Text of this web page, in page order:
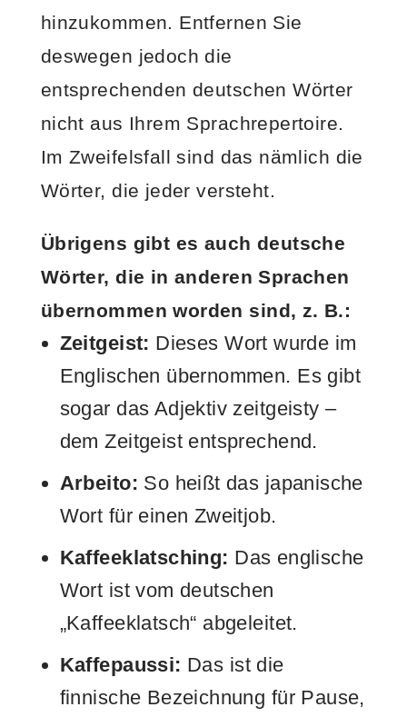
hinzukommen. Entfernen Sie
deswegen jedoch die
entsprechenden deutschen Wörter
nicht aus Ihrem Sprachrepertoire.
Im Zweifelsfall sind das nämlich die
Wörter, die jeder versteht.
Übrigens gibt es auch deutsche
Wörter, die in anderen Sprachen
übernommen worden sind, z. B.:
Zeitgeist: Dieses Wort wurde im
Englischen übernommen. Es gibt
sogar das Adjektiv zeitgeisty –
dem Zeitgeist entsprechend.
Arbeito: So heißt das japanische
Wort für einen Zweitjob.
Kaffeeklatsching: Das englische
Wort ist vom deutschen
„Kaffeeklatsch“ abgeleitet.
Kaffepaussi: Das ist die
finnische Bezeichnung für Pause,